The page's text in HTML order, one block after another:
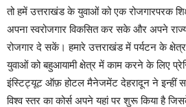
तो हमें उत्तराखंड के युवाओं को एक रोजगारपरक
अपना स्वरोजगार विकसित कर सके और अपने
रोजगार दे सकें। हमारे उत्तराखंड में पर्यटन के
युवाओं को बहुआयामी क्षेत्र में काम करने के लिए
इंस्टिट्यूट ऑफ़ होटल मैनेजमेंट देहरादून ने इन्हीं
विश्व स्तर का कोर्स अपने यहां पर शुरू किया है